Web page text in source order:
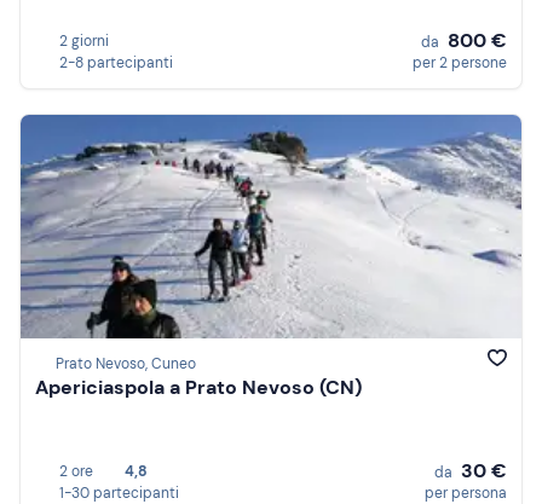
2 giorni
2-8 partecipanti
da 800 €
per 2 persone
Prato Nevoso, Cuneo
Apericiaspola a Prato Nevoso (CN)
2 ore
4,8
1-30 partecipanti
da 30 €
per persona